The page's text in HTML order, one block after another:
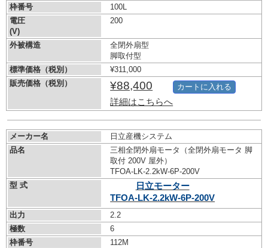
枠番号
100L
電圧
(V)
200
外被構造
全閉外扇型
脚取付型
標準価格（税別）
¥311,000
販売価格（税別）
¥88,400
詳細はこちらへ
カートに入れる
メーカー名
日立産機システム
品名
三相全閉外扇モータ（全閉外扇モータ 脚
取付 200V 屋外）
TFOA-LK-2.2kW-6P-200V
型 式
日立モーター
TFOA-LK-2.2kW-6P-200V
出力
2.2
極数
6
枠番号
112M